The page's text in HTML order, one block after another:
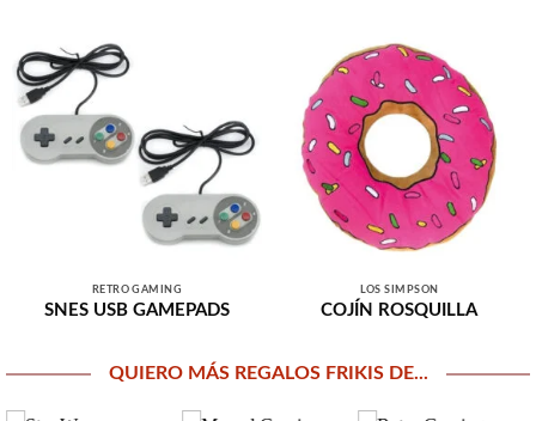
RETRO GAMING
SNES USB GAMEPADS
LOS SIMPSON
COJÍN ROSQUILLA
QUIERO MÁS REGALOS FRIKIS DE...